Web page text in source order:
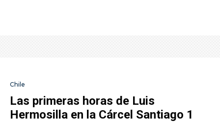
Chile
Las primeras horas de Luis
Hermosilla en la Cárcel Santiago 1